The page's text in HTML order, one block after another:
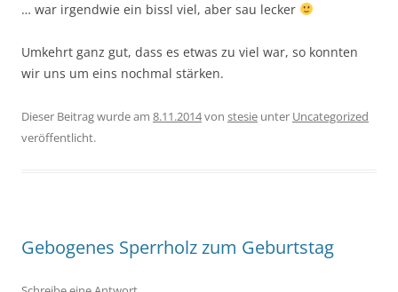
… war irgendwie ein bissl viel, aber sau lecker
Umkehrt ganz gut, dass es etwas zu viel war, so konnten
wir uns um eins nochmal stärken.
Dieser Beitrag wurde am 8.11.2014von stesie unter Uncategorized
veröffentlicht.
Gebogenes Sperrholz zum Geburtstag